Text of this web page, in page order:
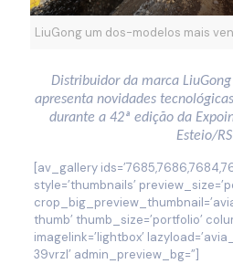
LiuGong um dos-modelos mais
Distribuidor da marca
apresenta novidades
durante a 42ª edição da
Esteio/RS
[av_gallery
style=’thumbnails’
thumb’ thumb_size=’portfolio’
imagelink=’lightbox’
39vrzl’ admin_preview_bg=”]